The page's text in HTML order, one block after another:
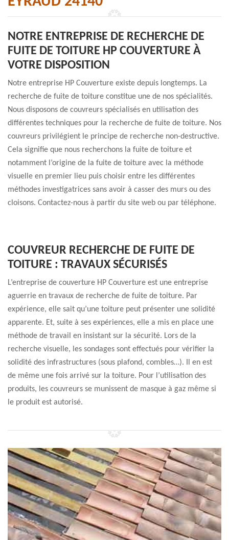
NOTRE ENTREPRISE DE RECHERCHE DE
FUITE DE TOITURE HP COUVERTURE À
VOTRE DISPOSITION
Notre entreprise HP Couverture existe depuis longtemps. La
recherche de fuite de toiture constitue une de nos spécialités.
Nous disposons de couvreurs spécialisés en utilisation des
différentes techniques pour la recherche de fuite de toiture. Nos
couvreurs privilégient le principe de recherche non-destructive.
Cela signifie que nous recherchons la fuite de toiture et
notamment l’origine de la fuite de toiture avec la méthode
visuelle en premier lieu puis choisir entre les différentes
méthodes investigatrices sans avoir à casser des murs ou des
cloisons. Contactez-nous à partir du site web ou par téléphone.
COUVREUR RECHERCHE DE FUITE DE
TOITURE : TRAVAUX SÉCURISÉS
L’entreprise de couverture HP Couverture est une entreprise
aguerrie en travaux de recherche de fuite de toiture. Par
expérience, elle sait qu’une toiture peut présenter une solidité
apparente. Et, suite à ses expériences, elle a mis en place une
méthode de travail en insistant sur la sécurité. Lors de la
recherche visuelle, les sondages sont effectués pour vérifier la
solidité des infrastructures (sous plafond, combles…). Il en est
de même une fois arrivé sur la toiture. Pour l’utilisation des
produits, les couvreurs se munissent de masque à gaz même si
le produit est autorisé.